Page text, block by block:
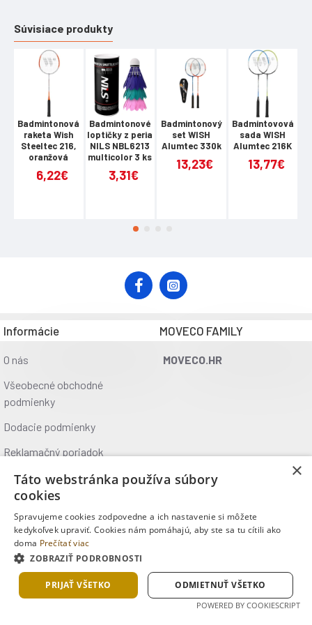
Súvisiace produkty
Badmintonová
raketa Wish
Steeltec 216,
oranžová
6,22€
Badmintonové
loptičky z peria
NILS NBL6213
multicolor 3 ks
3,31€
Badmintonový
set WISH
Alumtec 330k
13,23€
Badmintovová
sada WISH
Alumtec 216K
13,77€
Informácie
O nás
Všeobecné obchodné
podmienky
Dodacie podmienky
Reklamačný poriadok
Ochrana údajov
Kontakt
Kde nás nájdete
MOVECO FAMILY
MOVECO.HR
Copyright © 2025, MOVECO s.r.o., Všetky práva vyhradené
×
Táto webstránka používa súbory
cookies
Spravujeme cookies zodpovedne a ich nastavenie si môžete
kedykoľvek upraviť. Cookies nám pomáhajú, aby ste sa tu cítili ako
doma Prečítať viac
ZOBRAZIŤ PODROBNOSTI
PRIJAŤ VŠETKO ODMIETNUŤ VŠETKO
POWERED BY COOKIESCRIPT